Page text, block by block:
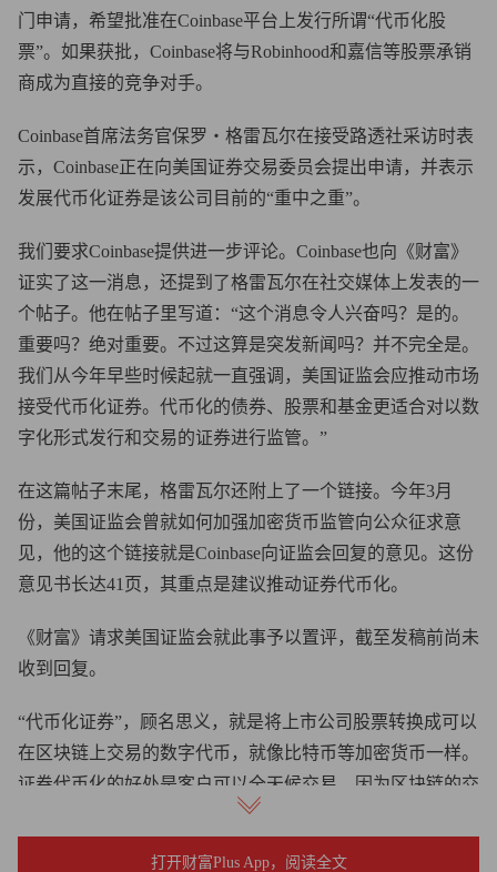
门申请，希望批准在Coinbase平台上发行所谓“代币化股
票”。如果获批，Coinbase将与Robinhood和嘉信等股票承销
商成为直接的竞争对手。
Coinbase首席法务官保罗・格雷瓦尔在接受路透社采访时表
示，Coinbase正在向美国证券交易委员会提出申请，并表示
发展代币化证券是该公司目前的“重中之重”。
我们要求Coinbase提供进一步评论。Coinbase也向《财富》
证实了这一消息，还提到了格雷瓦尔在社交媒体上发表的一
个帖子。他在帖子里写道：“这个消息令人兴奋吗？是的。
重要吗？绝对重要。不过这算是突发新闻吗？并不完全是。
我们从今年早些时候起就一直强调，美国证监会应推动市场
接受代币化证券。代币化的债券、股票和基金更适合对以数
字化形式发行和交易的证券进行监管。”
在这篇帖子末尾，格雷瓦尔还附上了一个链接。今年3月
份，美国证监会曾就如何加强加密货币监管向公众征求意
见，他的这个链接就是Coinbase向证监会回复的意见。这份
意见书长达41页，其重点是建议推动证券代币化。
《财富》请求美国证监会就此事予以置评，截至发稿前尚未
收到回复。
“代币化证券”，顾名思义，就是将上市公司股票转换成可以
在区块链上交易的数字代币，就像比特币等加密货币一样。
证券代币化的好处是客户可以全天候交易，因为区块链的交
易可以在全天任何时候进行，而不像华尔街的股票交易所一
打开财富Plus App，阅读全文